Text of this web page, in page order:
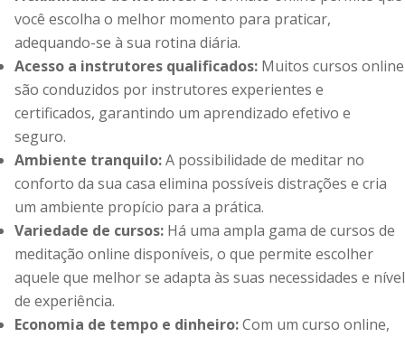
você escolha o melhor momento para praticar,
adequando-se à sua rotina diária.
Acesso a instrutores qualificados: Muitos cursos online
são conduzidos por instrutores experientes e
certificados, garantindo um aprendizado efetivo e
seguro.
Ambiente tranquilo:A possibilidade de meditar no
conforto da sua casa elimina possíveis distrações e cria
um ambiente propício para a prática.
Variedade de cursos: Há uma ampla gama de cursos de
meditação online disponíveis, o que permite escolher
aquele que melhor se adapta às suas necessidades e nível
de experiência.
Economia de tempo e dinheiro:Com um curso online,